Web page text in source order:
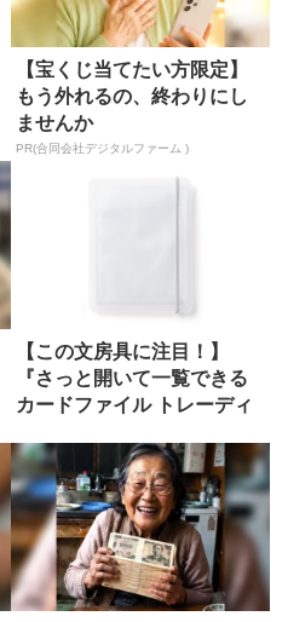
【宝くじ当てたい方限定】
もう外れるの、終わりにし
ませんか
PR(合同会社デジタルファーム )
【この文房具に注目！】
『さっと開いて一覧できる
カードファイル トレーディ